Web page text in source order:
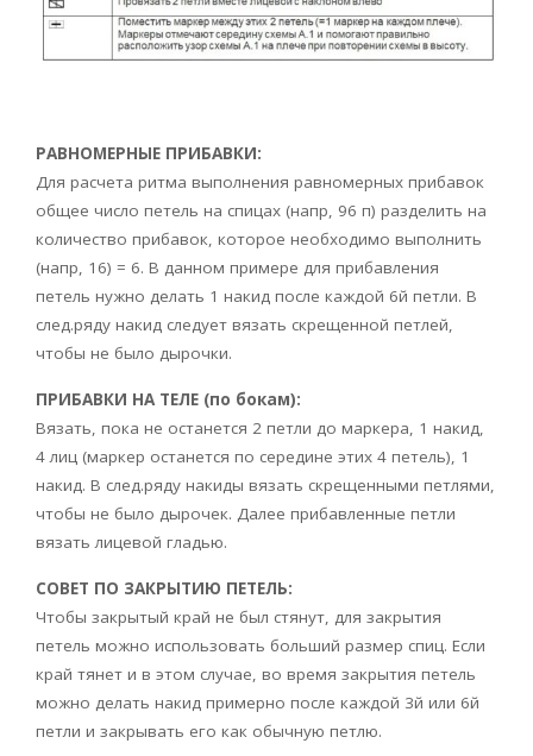
РАВНОМЕРНЫЕ ПРИБАВКИ:
Для расчета ритма выполнения равномерных прибавок
общее число петель на спицах (напр, 96 п) разделить на
количество прибавок, которое необходимо выполнить
(напр, 16) = 6. В данном примере для прибавления
петель нужно делать 1 накид после каждой 6й петли. В
след.ряду накид следует вязать скрещенной петлей,
чтобы не было дырочки.
ПРИБАВКИ НА ТЕЛЕ (по бокам):
Вязать, пока не останется 2 петли до маркера, 1 накид,
4 лиц (маркер останется по середине этих 4 петель), 1
накид. В след.ряду накиды вязать скрещенными петлями,
чтобы не было дырочек. Далее прибавленные петли
вязать лицевой гладью.
СОВЕТ ПО ЗАКРЫТИЮ ПЕТЕЛЬ:
Чтобы закрытый край не был стянут, для закрытия
петель можно использовать больший размер спиц. Если
край тянет и в этом случае, во время закрытия петель
можно делать накид примерно после каждой 3й или 6й
петли и закрывать его как обычную петлю.